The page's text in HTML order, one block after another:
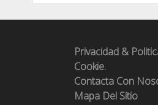
Privacidad &
Cookie.
Contacta Con
Mapa Del Sitio